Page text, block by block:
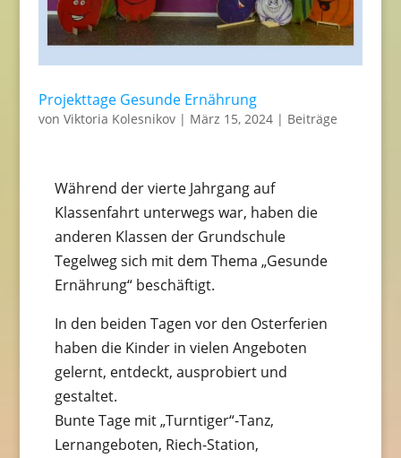
Projekttage Gesunde Ernährung
von Viktoria Kolesnikov| März 15, 2024| Beiträge
Während der vierte Jahrgang auf
Klassenfahrt unterwegs war, haben die
anderen Klassen der Grundschule
Tegelweg sich mit dem Thema „Gesunde
Ernährung“ beschäftigt.
In den beiden Tagen vor den Osterferien
haben die Kinder in vielen Angeboten
gelernt, entdeckt, ausprobiert und
gestaltet.
Bunte Tage mit „Turntiger“-Tanz,
Lernangeboten, Riech-Station,